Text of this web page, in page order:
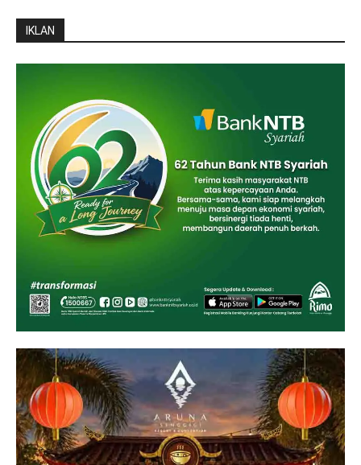
IKLAN